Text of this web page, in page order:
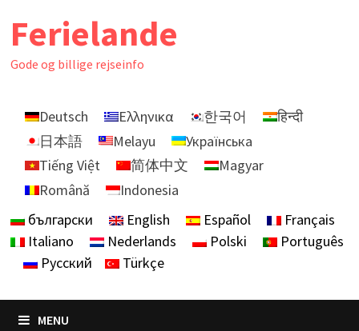
Ferielande
Gode ​​og billige rejseinfo
Deutsch Ελληνικα 한국어
हिन्दी
日本語
Melayu
Українська
Tiếng Việt
简体中文
Magyar
Română
Indonesia
български
English Español
Français
Italiano
Nederlands Polski
Português
Русский
Türkçe
MENU